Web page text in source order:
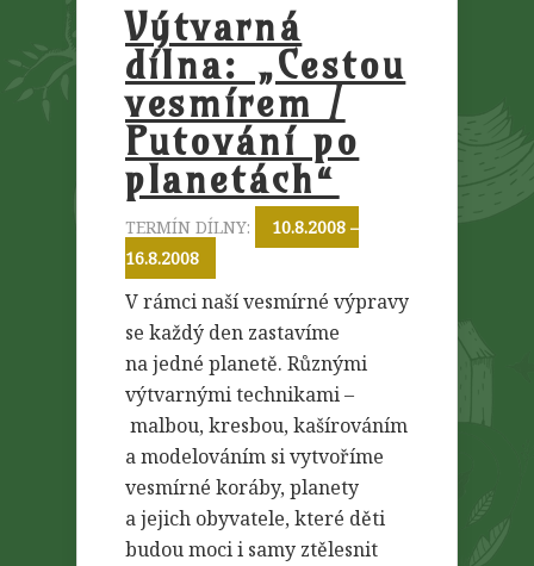
Výtvarná
dílna: „Cestou
vesmírem /
Putování po
planetách“
TERMÍN DÍLNY:
10.8.2008 –
16.8.2008
V rámci naší vesmírné výpravy
se každý den zastavíme
na jedné planetě. Různými
výtvarnými technikami –
malbou, kresbou, kašírováním
a modelováním si vytvoříme
vesmírné koráby, planety
a jejich obyvatele, které děti
budou moci i samy ztělesnit